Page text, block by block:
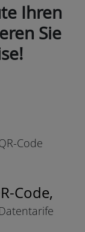
Ihren
Sie
Code
Code,